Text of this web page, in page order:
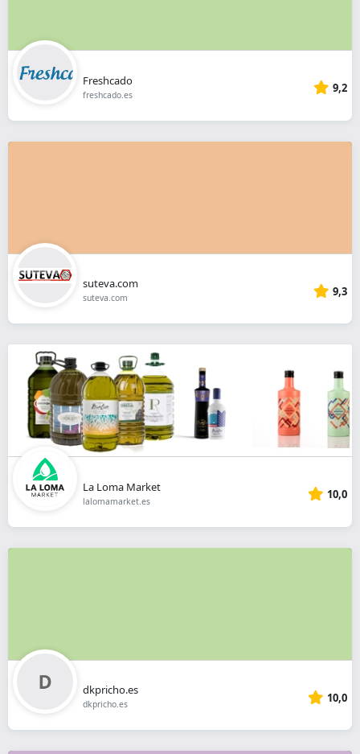
Freshcado
freshcado.es 9,2
suteva.com
suteva.com 9,3
La Loma Market
lalomamarket.es 10,0
dkpricho.es
dkpricho.es 10,0